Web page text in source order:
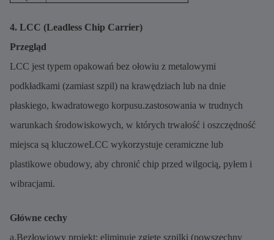
4. LCC (Leadless Chip Carrier)
Przegląd
LCC jest typem opakowań bez ołowiu z metalowymi
podkładkami (zamiast szpil) na krawędziach lub na dnie
płaskiego, kwadratowego korpusu.zastosowania w trudnych
warunkach środowiskowych, w których trwałość i oszczędność
miejsca są kluczoweLCC wykorzystuje ceramiczne lub
plastikowe obudowy, aby chronić chip przed wilgocią, pyłem i
wibracjami.
Główne cechy
a.Bezłowiowy projekt: eliminuje zgięte szpilki (powszechny